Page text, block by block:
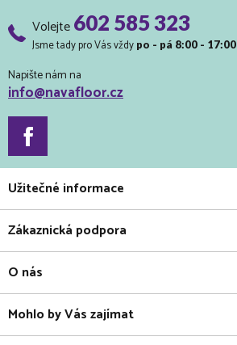
Volejte602 585 323
Jsme tady pro Vás vždy po - pá 8:00 - 17:00
Napište nám na
info@navafloor.cz
Užitečné informace
Zákaznická podpora
O nás
Mohlo by Vás zajímat